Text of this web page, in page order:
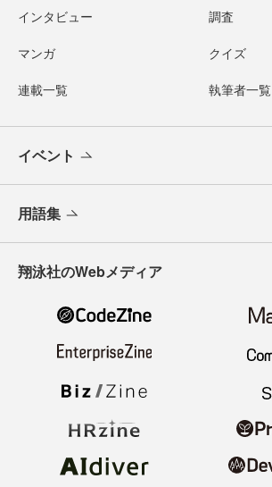
インタビュー 調査
マンガ クイズ
連載一覧 執筆者一覧
イベント
用語集
翔泳社のWebメディア